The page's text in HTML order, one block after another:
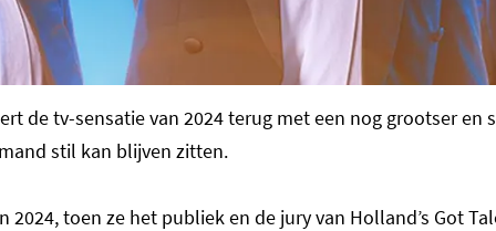
de tv-sensatie van 2024 terug met een nog grootser
stil kan blijven zitten.
toen ze het publiek en de jury van Holland’s Got